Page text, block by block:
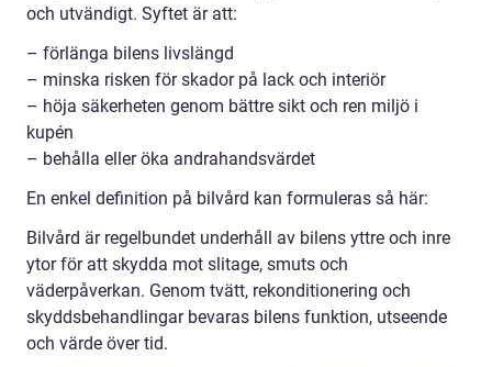
och utvändigt. Syftet är att:
– förlänga bilens livslängd
– minska risken för skador på lack och interiör
– höja säkerheten genom bättre sikt och ren miljö i
kupén
– behålla eller öka andrahandsvärdet
En enkel definition på bilvård kan formuleras så här:
Bilvård är regelbundet underhåll av bilens yttre och inre
ytor för att skydda mot slitage, smuts och
väderpåverkan. Genom tvätt, rekonditionering och
skyddsbehandlingar bevaras bilens funktion, utseende
och värde över tid.